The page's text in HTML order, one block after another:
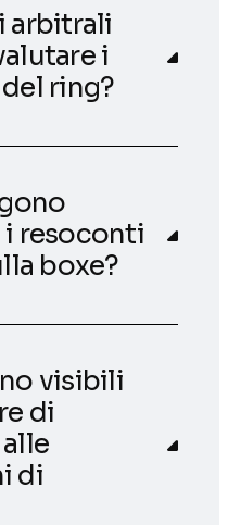
arbitrali
i
ring?
resoconti
boxe?
visibili
di
di